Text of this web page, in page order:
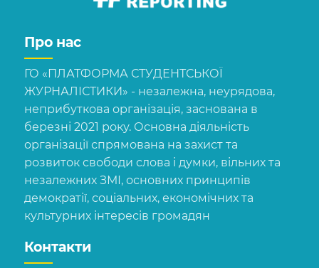
Про нас
ГО «ПЛАТФОРМА СТУДЕНТСЬКОЇ
ЖУРНАЛІСТИКИ» - незалежна, неурядова,
неприбуткова організація, заснована в
березні 2021 року. Основна діяльність
організації спрямована на захист та
розвиток свободи слова і думки, вільних та
незалежних ЗМІ, основних принципів
демократії, соціальних, економічних та
культурних інтересів громадян
Контакти